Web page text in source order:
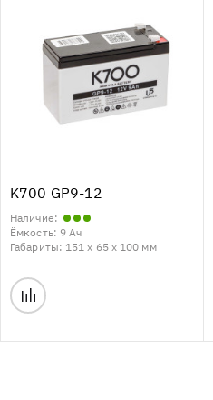
K700 GP9-12
Наличие:
Ёмкость: 9 Ач
Габариты: 151 x 65 x 100 мм